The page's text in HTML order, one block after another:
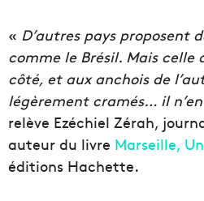
« D’autres pays proposent
comme le Brésil. Mais celle
côté, et aux anchois de
légèrement cramés… il
relève Ezéchiel Zérah,
auteur du livre Marseille,
éditions Hachette.